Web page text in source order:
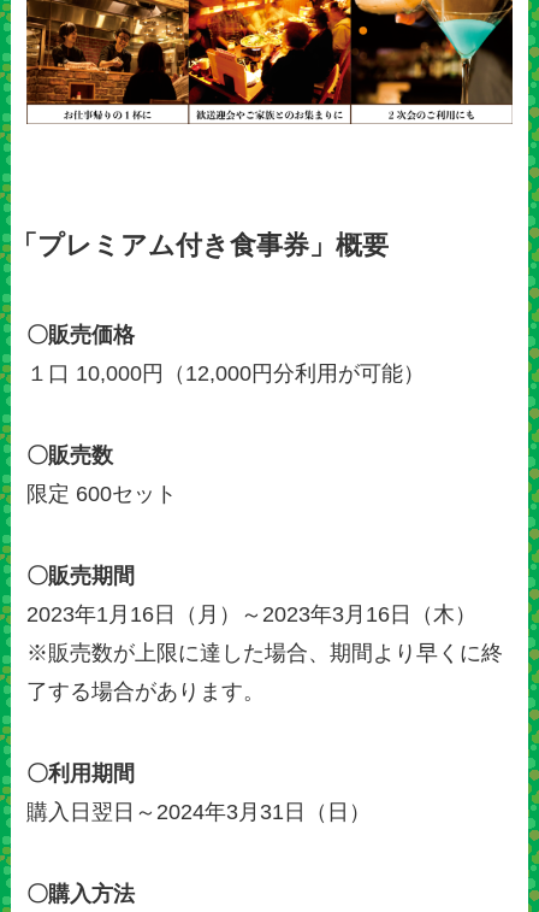
「プレミアム付き食事券」概要
〇販売価格
１口 10,000円（12,000円分利用が可能）
〇販売数
限定 600セット
〇販売期間
2023年1月16日（月）～2023年3月16日（木）
※販売数が上限に達した場合、期間より早くに終
了する場合があります。
〇利用期間
購入日翌日～2024年3月31日（日）
〇購入方法